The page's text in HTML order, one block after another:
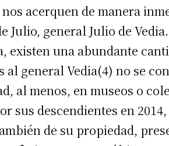
acerquen de manera
Julio, general Julio de Vedia.
existen una abundante
general Vedia(4) no se
al menos, en museos o
sus descendientes en
de su propiedad,